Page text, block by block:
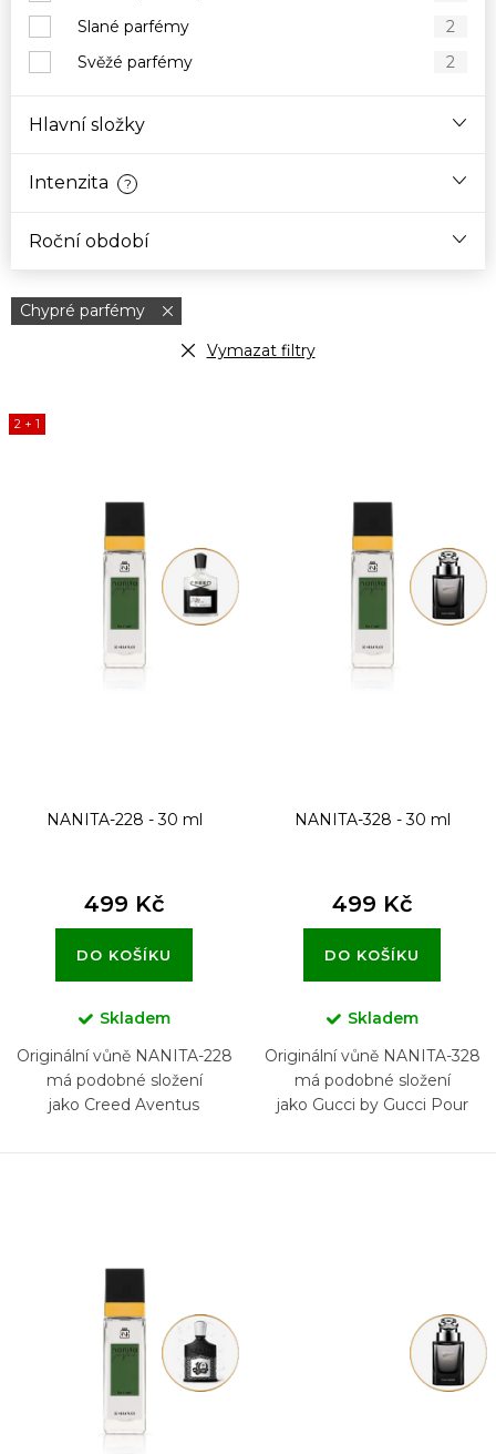
Slané parfémy
2
Svěžé parfémy
2
Hlavní složky
Intenzita ?
Roční období
Chypré parfémy
Vymazat filtry
V
ý
2 + 1
NANITA-228 - 30 ml
499 Kč
DO KOŠÍKU
Skladem
Originální vůně NANITA-228
má podobné složení
jako Creed Aventus
NANITA-328 - 30 ml
499 Kč
DO KOŠÍKU
Skladem
Originální vůně NANITA-328
má podobné složení
jako Gucci by Gucci Pour